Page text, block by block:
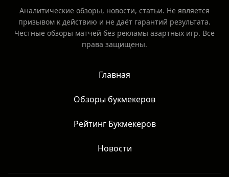
Аналитические обзоры, новости, статьи. Не является
призывом к действию и не даёт гарантий результата.
Честные обзоры матчей без рекламы азартных игр. Все
права защищены.
Главная
Обзоры букмекеров
Рейтинг Букмекеров
Новости